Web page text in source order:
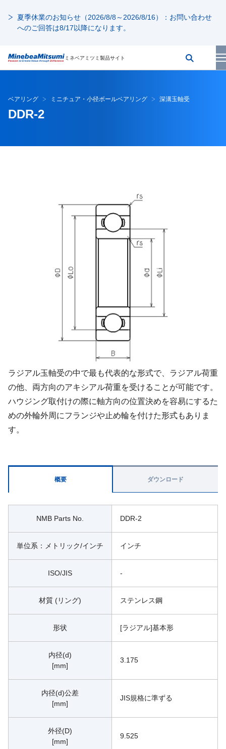
夏季休業のお知らせ（2026/8/8～2026/8/16）：お問い合わせ
へのご回答は8/17以降になります。
ミネベアミツミ製品サイト
ベアリング ミニチュア・小径ボールベアリング 深溝玉軸受
DDR-2
ラジアル玉軸受の中で最も代表的な形式で、ラジアル荷重
の他、両方向のアキシアル荷重を受けることが可能です。
ハウジング取付けの際に軸方向の位置決めを容易にするた
めの外輪外周にフランジや止め輪を付けた形式もありま
す。
概要
NMB Parts No. DDR-2
単位系：メトリック/インチ インチ
ISO/JIS -
材質 (リング) ステンレス鋼
形状 [ラジアル]基本形
内径(d)
[mm]
3.175
内径(d)公差
[mm]
JIS規格に準ずる
外径(D)
[mm]
9.525
ダウンロード